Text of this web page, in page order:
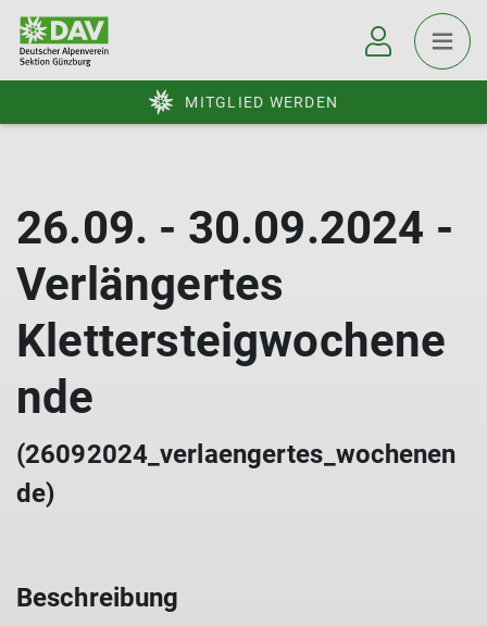
MITGLIED WERDEN
26.09. - 30.09.2024 -
Verlängertes
Klettersteigwochene
nde
(26092024_verlaengertes_wochenen
de)
Beschreibung